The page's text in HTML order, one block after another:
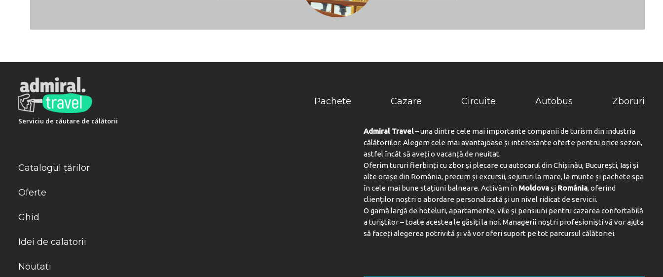
Serviciu de căutare de călătorii
Pachete Cazare Circuite Autobus Zboruri
Catalogul țărilor
Oferte
Ghid
Idei de calatorii
Noutati
Admiral Travel– una dintre cele mai importante companii de turism din industria
călătoriilor. Alegem cele mai avantajoase și interesante oferte pentru orice sezon,
astfel încât să aveți o vacanță de neuitat.
Oferim tururi fierbinți cu zbor și plecare cu autocarul din Chișinău, București, Iași și
alte orașe din România, precum și excursii, sejururi la mare, la munte și pachete spa
în cele mai bune stațiuni balneare. Activăm în Moldovași România, oferind
clienților noștri o abordare personalizată și un nivel ridicat de servicii.
O gamă largă de hoteluri, apartamente, vile și pensiuni pentru cazarea confortabilă
a turiștilor – toate acestea le găsiți la noi. Managerii noștri profesioniști vă vor ajuta
să faceți alegerea potrivită și vă vor oferi suport pe tot parcursul călătoriei.